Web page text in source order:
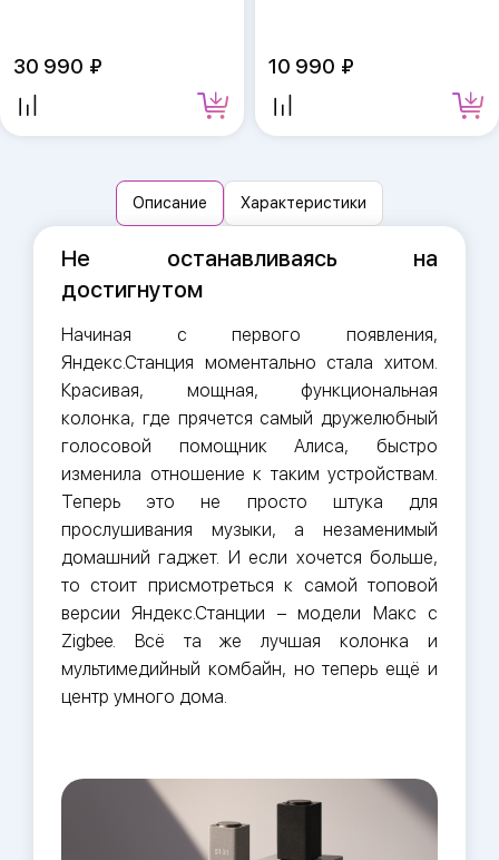
30 990 10 990
Описание Характеристики
Не останавливаясь на
достигнутом
Начиная с первого появления,
Яндекс.Станция моментально стала хитом.
Красивая, мощная, функциональная
колонка, где прячется самый дружелюбный
голосовой помощник Алиса, быстро
изменила отношение к таким устройствам.
Теперь это не просто штука для
прослушивания музыки, а незаменимый
домашний гаджет. И если хочется больше,
то стоит присмотреться к самой топовой
версии Яндекс.Станции – модели Макс с
Zigbee. Всё та же лучшая колонка и
мультимедийный комбайн, но теперь ещё и
центр умного дома.